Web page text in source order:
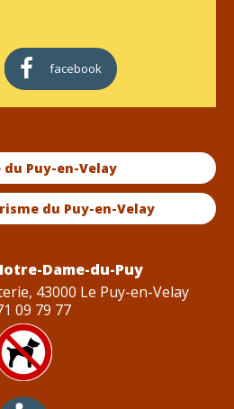
facebook
du Puy-en-Velay
du Puy-en-Velay
Dame-du-Puy
43000 Le Puy-en-Velay
09 79 77